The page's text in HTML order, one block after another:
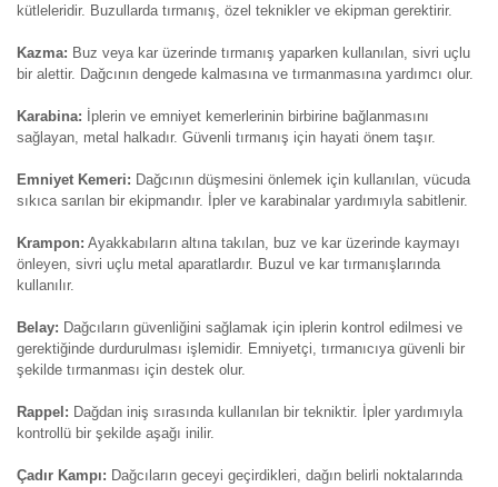
kütleleridir. Buzullarda tırmanış, özel teknikler ve ekipman gerektirir.
Kazma: Buz veya kar üzerinde tırmanış yaparken kullanılan, sivri uçlu
bir alettir. Dağcının dengede kalmasına ve tırmanmasına yardımcı olur.
Karabina: İplerin ve emniyet kemerlerinin birbirine bağlanmasını
sağlayan, metal halkadır. Güvenli tırmanış için hayati önem taşır.
Emniyet Kemeri: Dağcının düşmesini önlemek için kullanılan, vücuda
sıkıca sarılan bir ekipmandır. İpler ve karabinalar yardımıyla sabitlenir.
Krampon: Ayakkabıların altına takılan, buz ve kar üzerinde kaymayı
önleyen, sivri uçlu metal aparatlardır. Buzul ve kar tırmanışlarında
kullanılır.
Belay: Dağcıların güvenliğini sağlamak için iplerin kontrol edilmesi ve
gerektiğinde durdurulması işlemidir. Emniyetçi, tırmanıcıya güvenli bir
şekilde tırmanması için destek olur.
Rappel: Dağdan iniş sırasında kullanılan bir tekniktir. İpler yardımıyla
kontrollü bir şekilde aşağı inilir.
Çadır Kampı: Dağcıların geceyi geçirdikleri, dağın belirli noktalarında